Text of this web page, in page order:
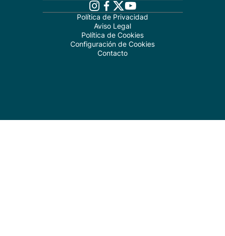
Política de Privacidad
Aviso Legal
Política de Cookies
Configuración de Cookies
Contacto